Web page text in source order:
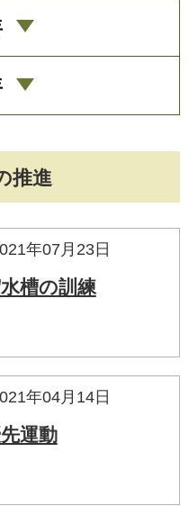
推進
年07月23日
槽の訓練
年04月14日
運動